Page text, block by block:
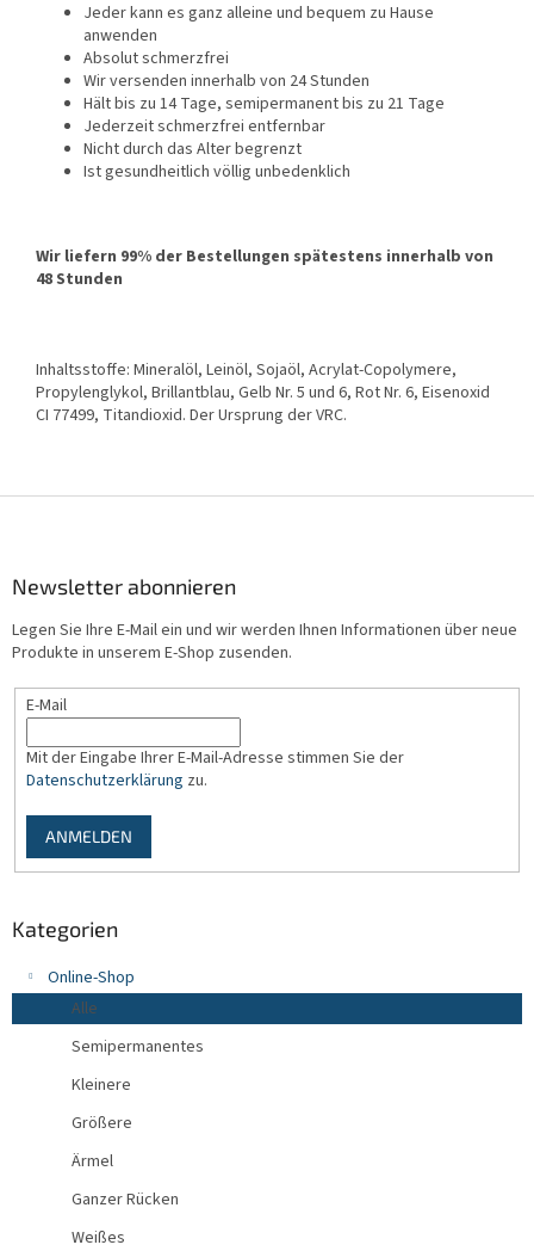
Jeder kann es ganz alleine und bequem zu Hause
anwenden
Absolut schmerzfrei
Wir versenden innerhalb von 24 Stunden
Hält bis zu 14 Tage, semipermanent bis zu 21 Tage
Jederzeit schmerzfrei entfernbar
Nicht durch das Alter begrenzt
Ist gesundheitlich völlig unbedenklich
Wir liefern 99% der Bestellungen spätestens innerhalb von
48 Stunden
Inhaltsstoffe: Mineralöl, Leinöl, Sojaöl, Acrylat-Copolymere,
Propylenglykol, Brillantblau, Gelb Nr. 5 und 6, Rot Nr. 6, Eisenoxid
CI 77499, Titandioxid. Der Ursprung der VRC.
Newsletter abonnieren
Legen Sie Ihre E-Mail ein und wir werden Ihnen Informationen über neue
Produkte in unserem E-Shop zusenden.
E-Mail
Mit der Eingabe Ihrer E-Mail-Adresse stimmen Sie der
Datenschutzerklärung zu.
ANMELDEN
Kategorien
Online-Shop
Alle
Semipermanentes
Kleinere
Größere
Ärmel
Ganzer Rücken
Weißes